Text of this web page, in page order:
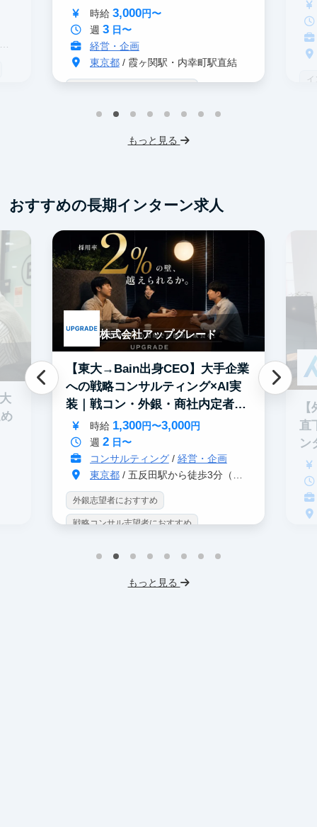
時給 3,000円〜
週 3日〜
経営・企画
東京都/ 霞ヶ関駅・内幸町駅直結
インターン生10人以上在籍 事業立案
もっと見る
おすすめの長期インターン求人
株式会社アップグレード
【東大→Bain出身CEO】大手企業
への戦略コンサルティング×AI実
装｜戦コン・外銀・商社内定者多
数
時給 1,300円〜3,000円
週 2日〜
コンサルティング/ 経営・企画
東京都/ 五反田駅から徒歩3分（大崎駅から徒歩8分）
外銀志望者におすすめ
戦略コンサル志望者におすすめ
データサイエンス
直
ン
もっと見る